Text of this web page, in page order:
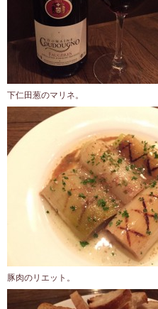
下仁田葱のマリネ。
豚肉のリエット。